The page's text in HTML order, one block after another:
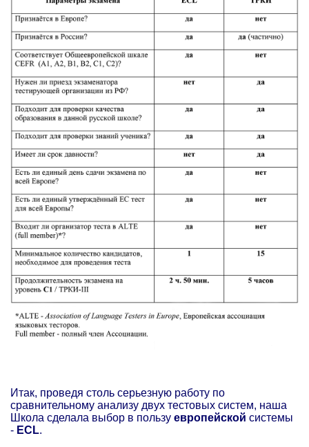
Итак, проведя столь серьезную работу по
сравнительному анализу двух тестовых систем, наша
Школа сделала выбор в пользу европейской системы
- ECL.